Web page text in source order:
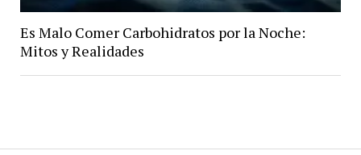
Es Malo Comer Carbohidratos por la Noche:
Mitos y Realidades